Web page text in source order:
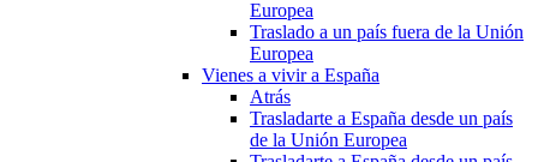
Europea
Traslado a un país fuera de la Unión
Europea
Vienes a vivir a España
Atrás
Trasladarte a España desde un país
de la Unión Europea